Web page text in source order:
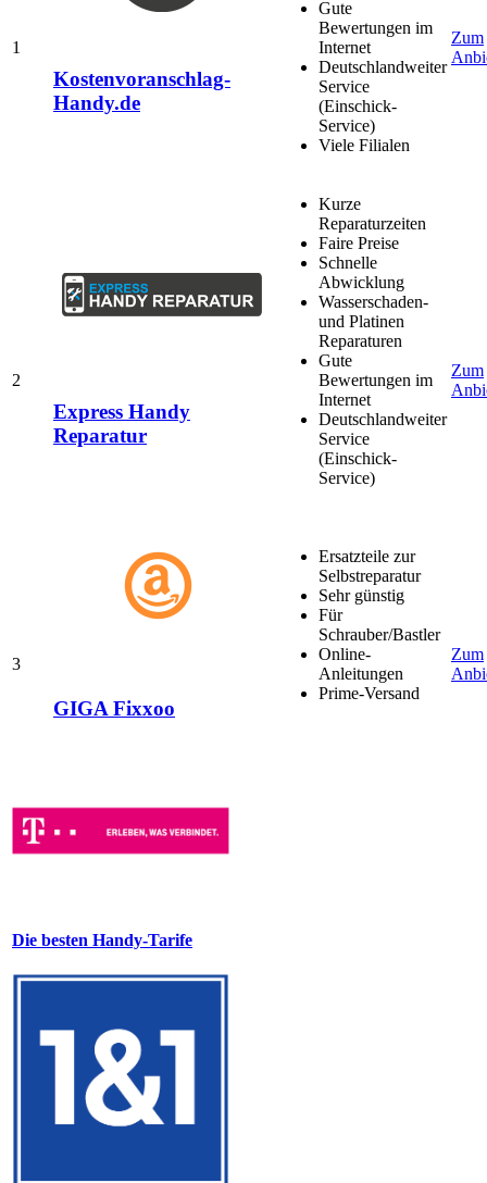
1
Kostenvoranschlag-
Handy.de
Gute
Bewertungen im
Internet
Deutschlandweiter
Service
(Einschick-
Service)
Viele Filialen
Zum
2
Express Handy
Reparatur
Kurze
Reparaturzeiten
Faire Preise
Schnelle
Abwicklung
Wasserschaden-
und Platinen
Reparaturen
Gute
Bewertungen im
Internet
Deutschlandweiter
Service
(Einschick-
Service)
Zum
3
GIGA Fixxoo
Ersatzteile zur
Selbstreparatur
Sehr günstig
Für
Schrauber/Bastler
Online-
Anleitungen
Prime-Versand
Zum
Die besten Handy-Tarife